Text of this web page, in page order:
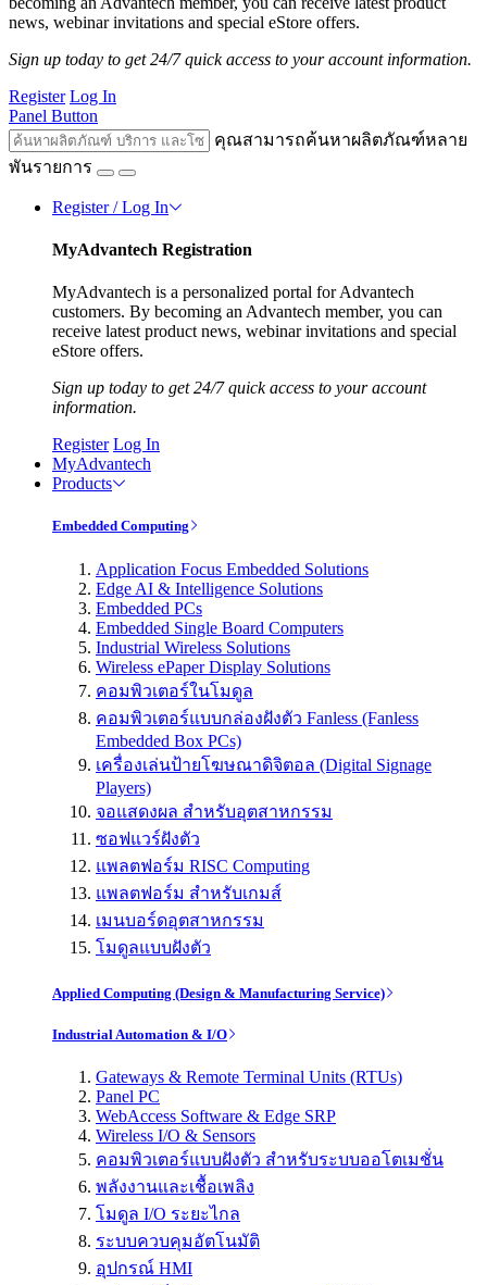
news, webinar invitations and special eStore offers.
Sign up today to get 24/7 quick access to your account information.
Register Log In
Panel Button
คุณสามารถค้นหาผลิตภัณฑ์หลาย
พันรายการ
Register / Log In
MyAdvantech Registration
MyAdvantech is a personalized portal for Advantech
customers. By becoming an Advantech member, you can
receive latest product news, webinar invitations and special
eStore offers.
Sign up today to get 24/7 quick access to your account
information.
Register Log In
MyAdvantech
Products
Embedded Computing
Application Focus Embedded Solutions
Edge AI & Intelligence Solutions
Embedded PCs
Embedded Single Board Computers
Industrial Wireless Solutions
Wireless ePaper Display Solutions
คอมพิวเตอร์ในโมดูล
คอมพิวเตอร์แบบกล่องฝังตัว Fanless (Fanless
Embedded Box PCs)
เครื่องเล่นป้ายโฆษณาดิจิตอล (Digital Signage
Players)
จอแสดงผล สำหรับอุตสาหกรรม
ซอฟแวร์ฝังตัว
แพลตฟอร์ม RISC Computing
แพลตฟอร์ม สำหรับเกมส์
เมนบอร์ดอุตสาหกรรม
โมดูลแบบฝังตัว
Applied Computing (Design & Manufacturing Service)
Industrial Automation & I/O
Gateways & Remote Terminal Units (RTUs)
Panel PC
WebAccess Software & Edge SRP
Wireless I/O & Sensors
คอมพิวเตอร์แบบฝังตัว สำหรับระบบออโตเมชั่น
พลังงานและเชื้อเพลิง
โมดูล I/O ระยะไกล
ระบบควบคุมอัตโนมัติ
อุปกรณ์ HMI